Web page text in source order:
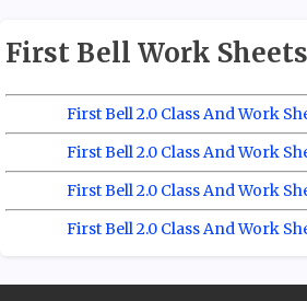
First Bell Work Sheets
First Bell 2.0 Class And Work
First Bell 2.0 Class And Work
First Bell 2.0 Class And Work
First Bell 2.0 Class And Work